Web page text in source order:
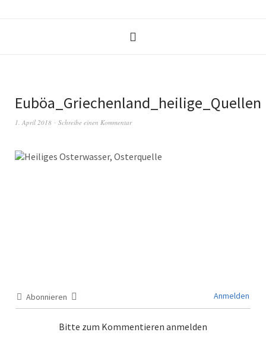
Euböa_Griechenland_heilige_Quellen
1. April 2018 Schreibe einen Kommentar
Abonnieren Anmelden
Bitte zum Kommentieren anmelden